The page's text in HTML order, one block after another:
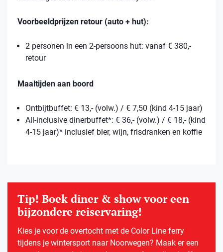
Voorbeeldprijzen retour (auto + hut):
2 personen in een 2-persoons hut: vanaf € 380,-
retour
Maaltijden aan boord
Ontbijtbuffet: € 13,- (volw.) / € 7,50 (kind 4-15 jaar)
All-inclusive dinerbuffet*: € 36,- (volw.) / € 18,- (kind
4-15 jaar)* inclusief bier, wijn, frisdranken en koffie
Tip! Boek diner & show voor een
bijzondere reiservaring!
Kies je voor de overtocht met de Color Line ferry
tijdens je wintersport naar Noorwegen? Maak er een